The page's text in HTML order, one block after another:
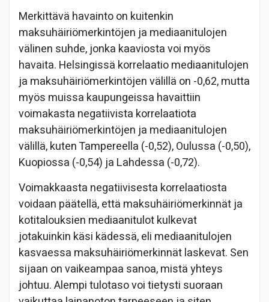
Merkittävä havainto on kuitenkin
maksuhäiriömerkintöjen ja mediaanitulojen
välinen suhde, jonka kaaviosta voi myös
havaita. Helsingissä korrelaatio mediaanitulojen
ja maksuhäiriömerkintöjen välillä on -0,62, mutta
myös muissa kaupungeissa havaittiin
voimakasta negatiivista korrelaatiota
maksuhäiriömerkintöjen ja mediaanitulojen
välillä, kuten Tampereella (-0,52), Oulussa (-0,50),
Kuopiossa (-0,54) ja Lahdessa (-0,72).
Voimakkaasta negatiivisesta korrelaatiosta
voidaan päätellä, että maksuhäiriömerkinnät ja
kotitalouksien mediaanitulot kulkevat
jotakuinkin käsi kädessä, eli mediaanitulojen
kasvaessa maksuhäiriömerkinnät laskevat. Sen
sijaan on vaikeampaa sanoa, mistä yhteys
johtuu. Alempi tulotaso voi tietysti suoraan